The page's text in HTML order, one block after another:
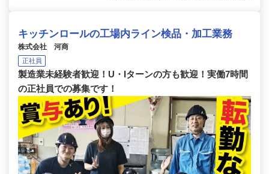
キッチンロールの工場内ライン検品・加工業務
株式会社 河商
正社員
製造業未経験者歓迎！U・Iターンの方も歓迎！実働7時間
の正社員での募集です！